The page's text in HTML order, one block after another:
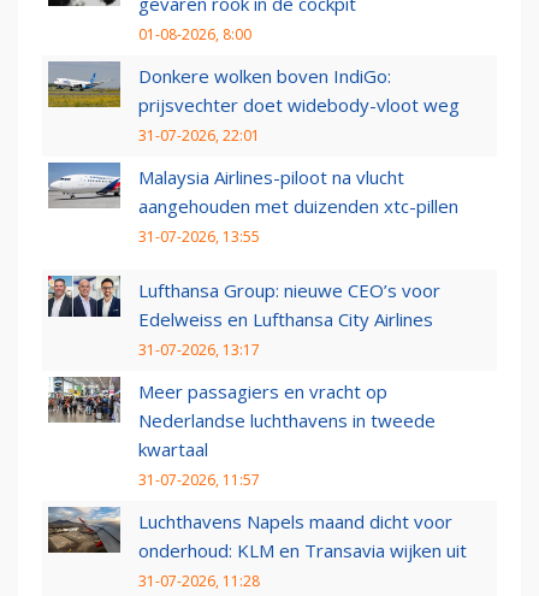
01-08-2026, 8:00
Donkere wolken boven IndiGo:
prijsvechter doet widebody-vloot weg
31-07-2026, 22:01
Malaysia Airlines-piloot na vlucht
aangehouden met duizenden xtc-pillen
31-07-2026, 13:55
Lufthansa Group: nieuwe CEO’s voor
Edelweiss en Lufthansa City Airlines
31-07-2026, 13:17
Meer passagiers en vracht op
Nederlandse luchthavens in tweede
kwartaal
31-07-2026, 11:57
Luchthavens Napels maand dicht voor
onderhoud: KLM en Transavia wijken uit
31-07-2026, 11:28